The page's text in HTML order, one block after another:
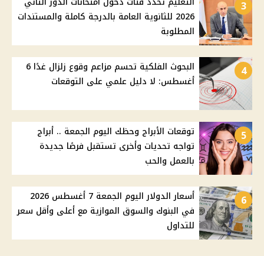
3
2026 للثانوية العامة بالدرجة كاملة والمستندات
المطلوبة
4
البحوث الفلكية تحسم مزاعم وقوع زلزال غدًا 6
أغسطس: لا دليل علمي على التوقعات
5
توقعات الأبراج وحظك اليوم الجمعة .. أبراج
تواجه تحديات وأخرى تستقبل فرصًا جديدة
بالعمل والحب
6
أسعار الدولار اليوم الجمعة 7 أغسطس 2026
في البنوك والسوق الموازية مع أعلى وأقل سعر
للتداول